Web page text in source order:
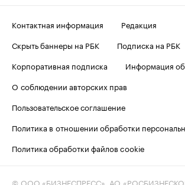
Контактная информация
Редакция
Скрыть баннеры на РБК
Подписка на РБК
Корпоративная подписка
Информация
О соблюдении авторских прав
Пользовательское соглашение
Политика в отношении обработки
Политика обработки файлов cookie
© ООО «БИЗНЕСПРЕСС», АО